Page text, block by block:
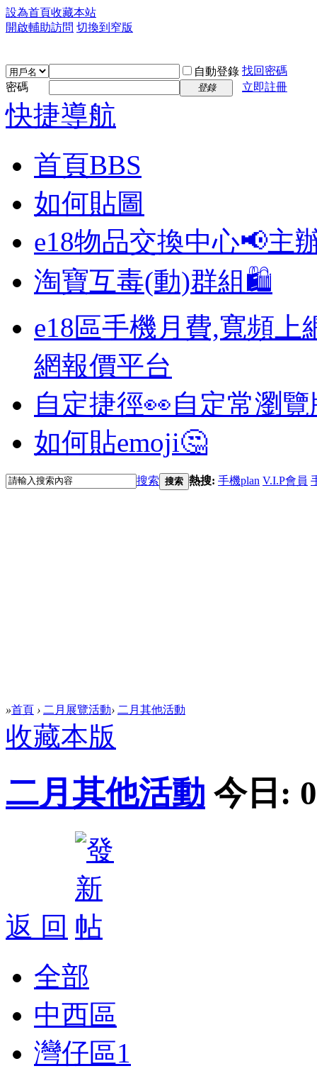
設為首頁收藏本站
開啟輔助訪問 切換到窄版
自動登錄 找回密碼
密碼
登錄 立即註冊
快捷導航
首頁BBS
如何貼圖
e18物品交換中心📢主
淘寶互毒(動)群組🛍️
e18區手機月費,寬頻上
網報價平台
自定捷徑👀自定常瀏
如何貼emoji🤔
搜索 搜索 熱搜: 手機plan V.I.P會員
»首頁 › 二月展覽活動› 二月其他活動
收藏本版
二月其他活動 今日: 0
返 回
全部
中西區
灣仔區1